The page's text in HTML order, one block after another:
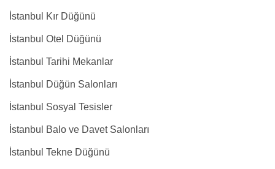
İstanbul Kır Düğünü
İstanbul Otel Düğünü
İstanbul Tarihi Mekanlar
İstanbul Düğün Salonları
İstanbul Sosyal Tesisler
İstanbul Balo ve Davet Salonları
İstanbul Tekne Düğünü